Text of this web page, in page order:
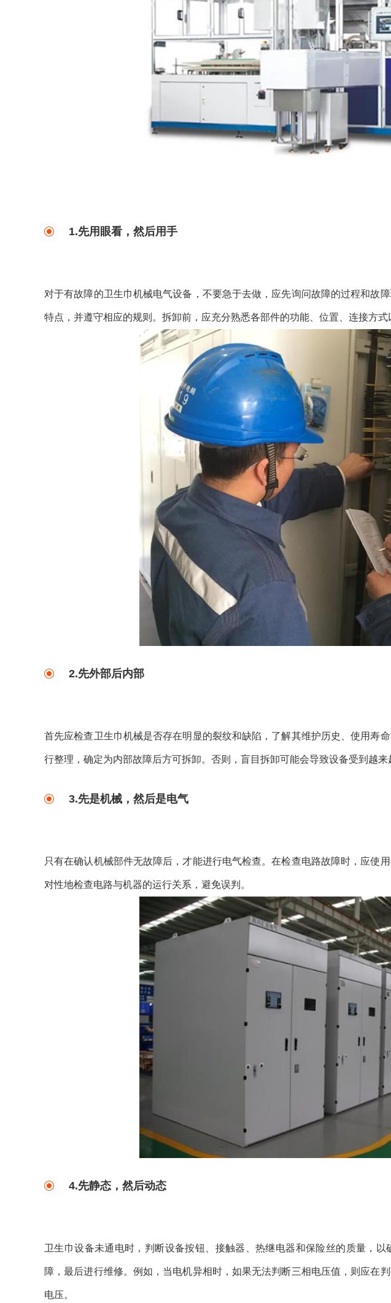
1.先用眼看，然后用手
对于有故障的卫生巾机械电气设备，不要急于去做，应先询问故障的过程和故
特点，并遵守相应的规则。拆卸前，应充分熟悉各部件的功能、位置、连接方式
2.先外部后内部
首先应检查卫生巾机械是否存在明显的裂纹和缺陷，了解其维护历史、使用寿
行整理，确定为内部故障后方可拆卸。否则，盲目拆卸可能会导致设备受到越来
3.先是机械，然后是电气
只有在确认机械部件无故障后，才能进行电气检查。在检查电路故障时，应使
对性地检查电路与机器的运行关系，避免误判。
4.先静态，然后动态
卫生巾设备未通电时，判断设备按钮、接触器、热继电器和保险丝的质量，
障，最后进行维修。例如，当电机异相时，如果无法判断三相电压值，则应在
电压。